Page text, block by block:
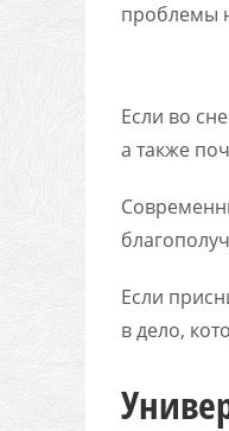
проблемы
Если во
а также
Если
в дело,